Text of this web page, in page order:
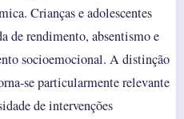
Crianças e adolescentes
de rendimento, absentismo e
socioemocional. A distinção
se particularmente relevante
de intervenções